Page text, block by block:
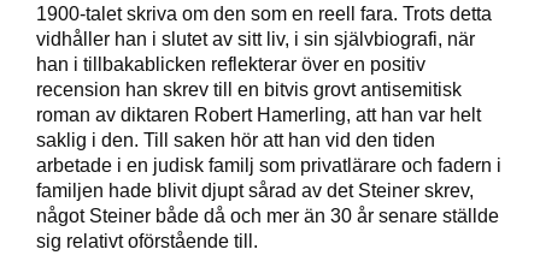
1900-talet skriva om den som en reell fara. Trots detta
vidhåller han i slutet av sitt liv, i sin självbiografi, när
han i tillbakablicken reflekterar över en positiv
recension han skrev till en bitvis grovt antisemitisk
roman av diktaren Robert Hamerling, att han var helt
saklig i den. Till saken hör att han vid den tiden
arbetade i en judisk familj som privatlärare och fadern i
familjen hade blivit djupt sårad av det Steiner skrev,
något Steiner både då och mer än 30 år senare ställde
sig relativt oförstående till.